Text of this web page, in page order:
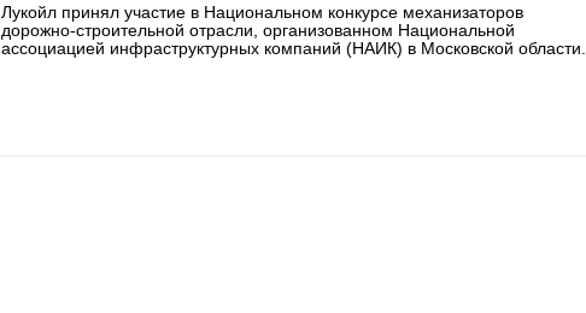
Лукойл принял участие в Национальном конкурсе механизаторов
дорожно-строительной отрасли, организованном Национальной
ассоциацией инфраструктурных компаний (НАИК) в Московской области.